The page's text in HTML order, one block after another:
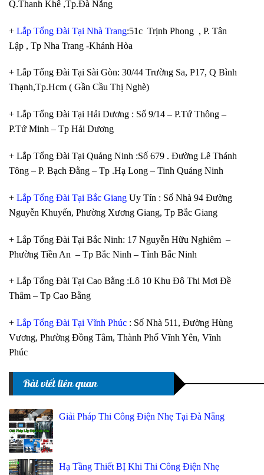
Q.Thanh Khê ,Tp.Đà Nẵng
+ Lắp Tổng Đài Tại Nhà Trang:51c Trịnh Phong , P. Tân
Lập , Tp Nha Trang -Khánh Hòa
+ Lắp Tổng Đài Tại Sài Gòn: 30/44 Trường Sa, P17, Q Bình
Thạnh,Tp.Hcm ( Gần Cầu Thị Nghè)
+ Lắp Tổng Đài Tại Hải Dương : Số 9/14 – P.Tứ Thông –
P.Tứ Minh – Tp Hải Dương
+ Lắp Tổng Đài Tại Quảng Ninh :Số 679 . Đường Lê Thánh
Tông – P. Bạch Đằng – Tp .Hạ Long – Tinh Quảng Ninh
+ Lắp Tổng Đài Tại Bắc Giang Uy Tín : Số Nhà 94 Đường
Nguyễn Khuyến, Phường Xương Giang, Tp Bắc Giang
+ Lắp Tổng Đài Tại Bắc Ninh: 17 Nguyễn Hữu Nghiêm –
Phường Tiền An – Tp Bắc Ninh – Tỉnh Bắc Ninh
+ Lắp Tổng Đài Tại Cao Bằng :Lô 10 Khu Đô Thi Mơi Đề
Thâm – Tp Cao Bằng
+ Lắp Tổng Đài Tại Vĩnh Phúc : Số Nhà 511, Đường Hùng
Vương, Phường Đồng Tâm, Thành Phố Vĩnh Yên, Vĩnh
Phúc
Bài viết liên quan
Giải Pháp Thi Công Điện Nhẹ Tại Đà Nẵng
Hạ Tầng Thiết BỊ Khi Thi Công Điện Nhẹ